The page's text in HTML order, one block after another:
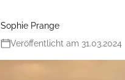
Sophie Prange
Veröffentlicht am 31.03.2024